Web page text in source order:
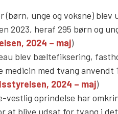
(børn, unge og voksne) blev
2023, heraf 295 børn og
2024 – maj)
blev bæltefiksering,
medicin med tvang anvendt
2024 – maj)
vestlig oprindelse har
at blive udsat for tvang i